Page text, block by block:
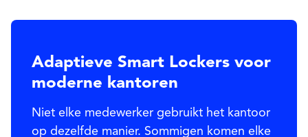
Adaptieve Smart Lockers voor
moderne kantoren
Niet elke medewerker gebruikt het kantoor
op dezelfde manier. Sommigen komen elke